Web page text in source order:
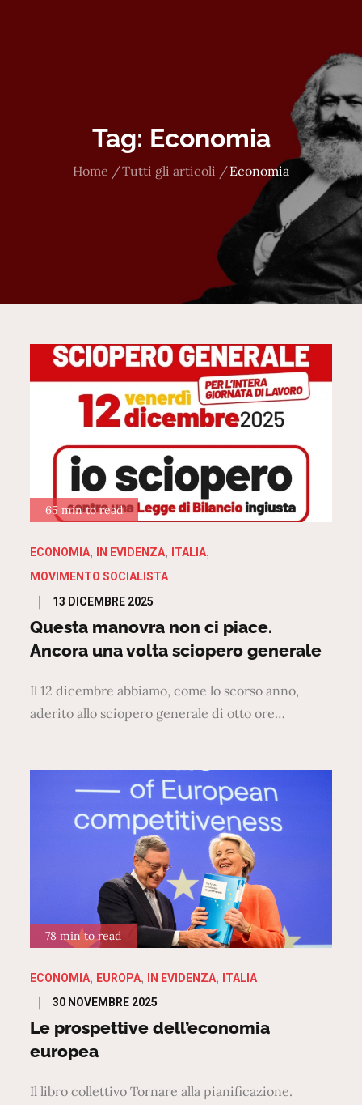
Tag: Economia
Home Tutti gli articoli Economia
65 min to read
ECONOMIA IN EVIDENZA
ITALIA
MOVIMENTO SOCIALISTA
Posted
on
13 DICEMBRE 2025
Questa manovra non ci piace.
Ancora una volta sciopero generale
Il 12 dicembre abbiamo, come lo scorso anno,
aderito allo sciopero generale di otto ore…
78 min to read
ECONOMIA EUROPA IN EVIDENZA ITALIA
Posted
on
30 NOVEMBRE 2025
Le prospettive dell’economia
europea
Il libro collettivo Tornare alla pianificazione.